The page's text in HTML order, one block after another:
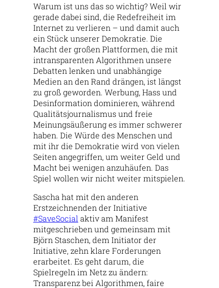
Warum ist uns das so wichtig? Weil wir
gerade dabei sind, die Redefreiheit im
Internet zu verlieren – und damit auch
ein Stück unserer Demokratie. Die
Macht der großen Plattformen, die mit
intransparenten Algorithmen unsere
Debatten lenken und unabhängige
Medien an den Rand drängen, ist längst
zu groß geworden. Werbung, Hass und
Desinformation dominieren, während
Qualitätsjournalismus und freie
Meinungsäußerung es immer schwerer
haben. Die Würde des Menschen und
mit ihr die Demokratie wird von vielen
Seiten angegriffen, um weiter Geld und
Macht bei wenigen anzuhäufen. Das
Spiel wollen wir nicht weiter mitspielen.
Sascha hat mit den anderen
Erstzeichnenden der Initiative
#SaveSocial aktiv am Manifest
mitgeschrieben und gemeinsam mit
Björn Staschen, dem Initiator der
Initiative, zehn klare Forderungen
erarbeitet. Es geht darum, die
Spielregeln im Netz zu ändern:
Transparenz bei Algorithmen, faire